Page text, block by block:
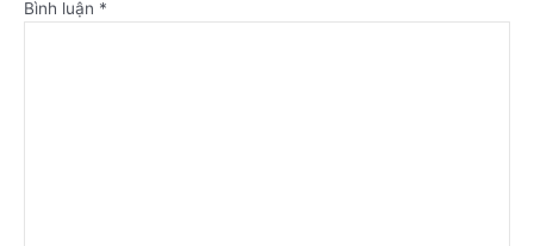
Bình luận *